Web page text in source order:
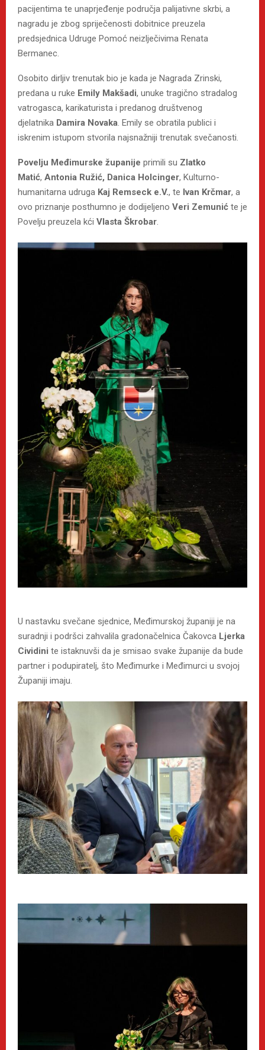
pacijentima te unaprjeđenje područja palijativne skrbi, a
nagradu je zbog spriječenosti dobitnice preuzela
predsjednica Udruge Pomoć neizlječivima Renata
Bermanec.
Osobito dirljiv trenutak bio je kada je Nagrada Zrinski,
predana u ruke Emily Makšadi, unuke tragično stradalog
vatrogasca, karikaturista i predanog društvenog
djelatnika Damira Novaka. Emily se obratila publici i
iskrenim istupom stvorila najsnažniji trenutak svečanosti.
Povelju Međimurske županije primili su Zlatko
Matić, Antonia Ružić, Danica Holcinger, Kulturno-
humanitarna udruga Kaj Remseck e.V., te Ivan Krčmar, a
ovo priznanje posthumno je dodijeljeno Veri Zemunić te je
Povelju preuzela kći Vlasta Škrobar.
U nastavku svečane sjednice, Međimurskoj županiji je na
suradnji i podršci zahvalila gradonačelnica Čakovca Ljerka
Cividini te istaknuvši da je smisao svake županije da bude
partner i podupiratelj, što Međimurke i Međimurci u svojoj
Županiji imaju.